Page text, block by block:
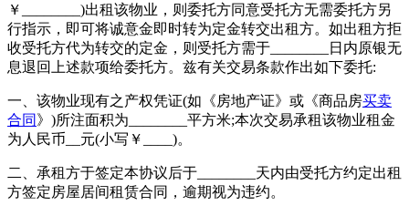
￥________)出租该物业，则委托方同意受托方无需委托方另
行指示，即可将诚意金即时转为定金转交出租方。如出租方拒
收受托方代为转交的定金，则受托方需于________日内原银无
息退回上述款项给委托方。兹有关交易条款作出如下委托:
一、该物业现有之产权凭证(如《房地产证》或《商品房买卖
合同 》)所注面积为________平方米;本次交易承租该物业租金
为人民币__元(小写￥____)。
二、承租方于签定本协议后于________天内由受托方约定出租
方签定房屋居间租赁合同，逾期视为违约。